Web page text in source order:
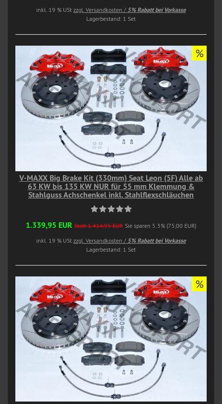
inkl. 19 % USt zzgl. Versandkosten / 5% Rabatt bei Vorkasse
Lagerbestand: 1 Set
V-MAXX Big Brake Kit (330mm) Seat Leon (5F) Alle ab
63 KW bis 135 KW NUR für 55 mm Klemmung &
Stahlguss Achschenkel inkl. Stahlflexschläuchen
1.339,95 EUR Statt 1.414,95 EUR Sie sparen 5.3% (75,00 EUR)
inkl. 19 % USt zzgl. Versandkosten / 5% Rabatt bei Vorkasse
Lagerbestand: 1 Set
%
%